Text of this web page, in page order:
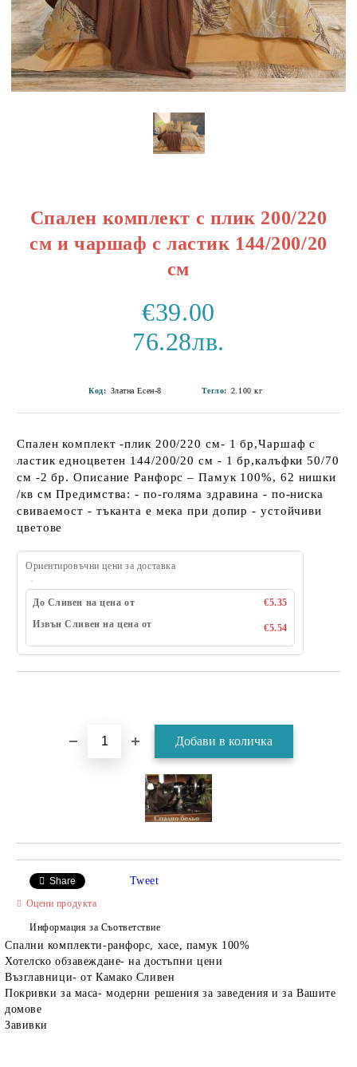
Спален комплект с плик 200/220
см и чаршаф с ластик 144/200/20
см
€39.00
76.28лв.
Код: Златна Есен-8 Тегло: 2.100 кг
Спален комплект -плик 200/220 см- 1 бр,Чаршаф с
ластик едноцветен 144/200/20 см - 1 бр,калъфки 50/70
см -2 бр. Описание Ранфорс – Памук 100%, 62 нишки
/кв см Предимства: - по-голяма здравина - по-ниска
свиваемост - тъканта е мека при допир - устойчиви
цветове
Ориентировъчни цени за доставка
До Сливен на цена от
€5.35
Извън Сливен на цена от
€5.54
Share Tweet
Оцени продукта
Информация за Съответствие
Спални комплекти-ранфорс, хасе, памук 100%
Хотелско обзавеждане- на достъпни цени
Възглавници- от Камако Сливен
Покривки за маса- модерни решения за заведения и за Вашите
домове
Завивки